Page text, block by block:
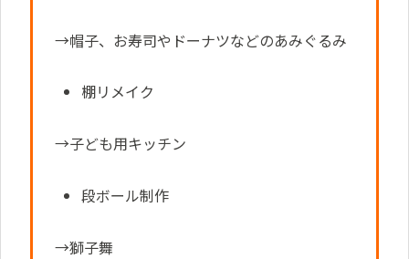
→帽子、お寿司やドーナツなどのあみぐるみ
棚リメイク
→子ども用キッチン
段ボール制作
→獅子舞